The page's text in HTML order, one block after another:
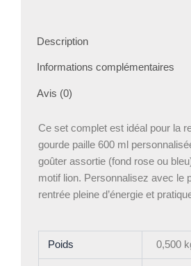
Prénom
enfant
–
scolaire
Description
Informations complémentaires
Avis (0)
Ce set complet est idéal pour la
gourde paille 600 ml
goûter assortie (fond rose ou
motif lion. Personnalisez avec le
rentrée pleine d’énergie et
Poids 0,500